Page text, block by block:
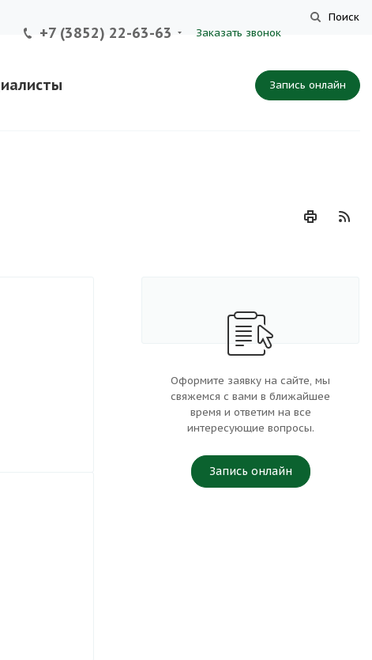
Поиск
+7 (3852) 22-63-63 Заказать звонок
Запись онлайн
Оформите заявку на сайте, мы
свяжемся с вами в ближайшее
время и ответим на все
интересующие вопросы.
Запись онлайн